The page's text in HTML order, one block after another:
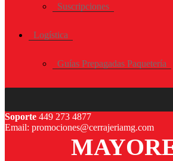
Suscripciones
Logística
Guías Prepagadas Paquetería
Soporte 449 273 4877
Email: promociones@cerrajeriamg.com